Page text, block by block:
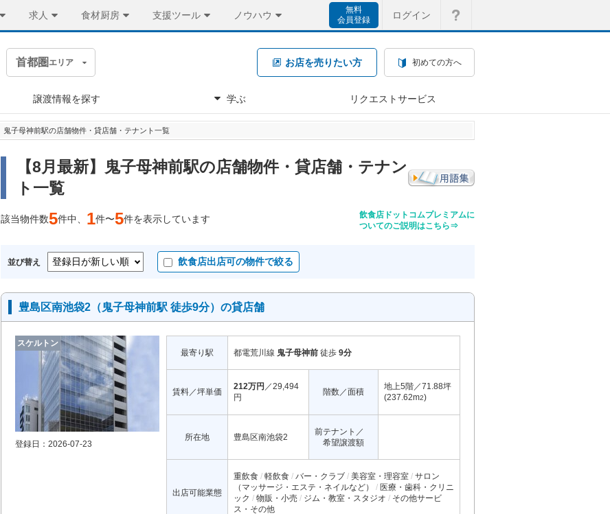
求人 食材厨房 支援ツール ノウハウ
無料
会員登録
ログイン
首都圏 エリア お店を売りたい方 初めての方へ
譲渡情報を探す 学ぶ リクエストサービス
鬼子母神前駅の店舗物件・貸店舗・テナント一覧
【8月最新】鬼子母神前駅の店舗物件・貸店舗・テナン
ト一覧
該当物件数5件中、 1件〜5件を表示しています
飲食店ドットコムプレミアムに
ついてのご説明はこちら⇒
並び替え 飲食店出店可の物件で絞る
豊島区南池袋2（鬼子母神前駅 徒歩9分）の貸店舗
スケルトン
登録日：2026-07-23
最寄り駅 都電荒川線 鬼子母神前 徒歩 9分
賃料／坪単価
212万円 ／29,494
円
階数／面積
地上5階／71.88坪
(237.62m2)
所在地 豊島区南池袋2
前テナント／
希望譲渡額
出店可能業態
重飲食 軽飲食 バー・クラブ 美容室・理容室
サロン
（マッサージ・エステ・ネイルなど）
医療・歯科・クリニ
ック
物販・小売 ジム・教室・スタジオ
その他サービ
ス・その他